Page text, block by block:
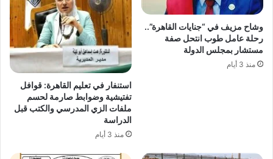
وشاح مزيف في “جنايات القاهرة”..
رحلة عامل طوب انتحل صفة
مستشار بمجلس الدولة
منذ 3 أيام
استنفار في تعليم القاهرة: قوافل
تفتيشية وضوابط صارمة لحسم
ملفات الزي المدرسي والكتب قبل
الدراسة
منذ 3 أيام